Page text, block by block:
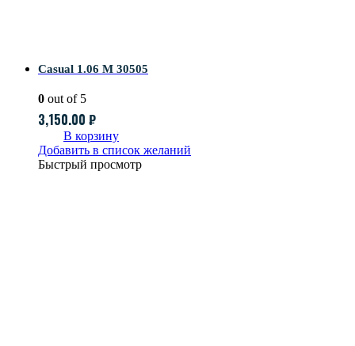
Casual 1.06 M 30505
0 out of 5
3,150.00 ₽
В корзину
Добавить в список желаний
Быстрый просмотр